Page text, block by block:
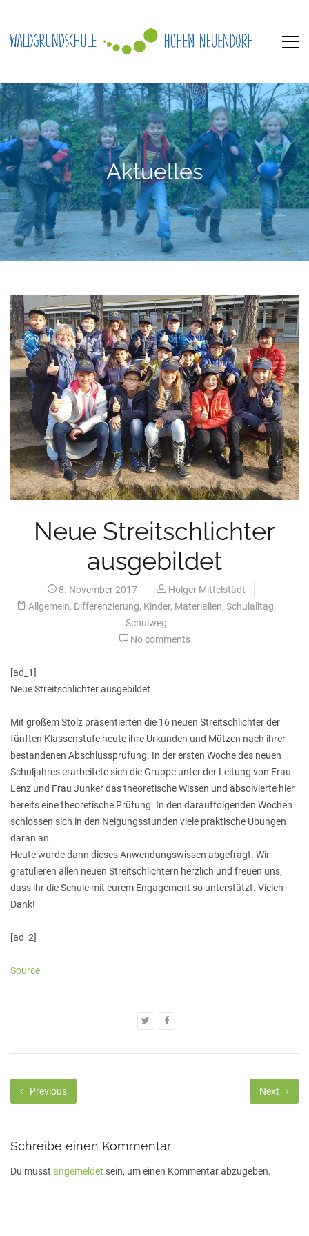
Aktuelles
Neue Streitschlichter
ausgebildet
8. November 2017
Holger Mittelstädt
Allgemein, Differenzierung, Kinder, Materialien, Schulalltag,
Schulweg
No comments
[ad_1]
Neue Streitschlichter ausgebildet
Mit großem Stolz präsentierten die 16 neuen Streitschlichter der
fünften Klassenstufe heute ihre Urkunden und Mützen nach ihrer
bestandenen Abschlussprüfung. In der ersten Woche des neuen
Schuljahres erarbeitete sich die Gruppe unter der Leitung von Frau
Lenz und Frau Junker das theoretische Wissen und absolvierte hier
bereits eine theoretische Prüfung. In den darauffolgenden Wochen
schlossen sich in den Neigungsstunden viele praktische Übungen
daran an.
Heute wurde dann dieses Anwendungswissen abgefragt. Wir
gratulieren allen neuen Streitschlichtern herzlich und freuen uns,
dass ihr die Schule mit eurem Engagement so unterstützt. Vielen
Dank!
[ad_2]
Source
Previous Next
Schreibe einen Kommentar
Du musst angemeldet sein, um einen Kommentar abzugeben.